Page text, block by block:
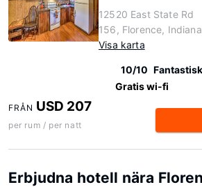
12520 East State Rd
156, Florence,
Visa karta
10/10
Gratis wi-fi
FRÅN USD 207
per rum / per natt
Erbjudna hotell nära